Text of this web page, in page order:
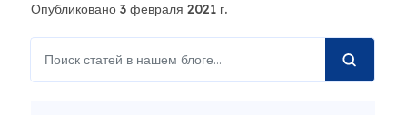
Опубликовано 3 февраля 2021 г.